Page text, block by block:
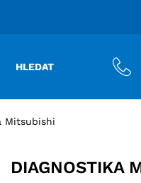
HLEDAT
Mitsubishi
DIAGNOSTIKA